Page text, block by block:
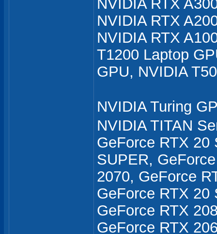
NVIDIA RTX
NVIDIA RTX
NVIDIA RTX
T1200 Laptop
GPU, NVIDIA
NVIDIA Turing
NVIDIA TITAN
GeForce RTX 20
SUPER,
2070, GeForce
GeForce RTX 20
GeForce RTX
GeForce RTX